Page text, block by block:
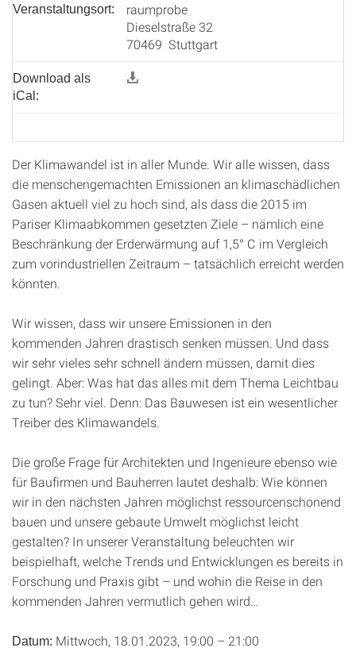
Veranstaltungsort:
raumprobe
Dieselstraße 32
70469 Stuttgart
Download als
iCal:
Der Klimawandel ist in aller Munde. Wir alle wissen, dass
die menschengemachten Emissionen an klimaschädlichen
Gasen aktuell viel zu hoch sind, als dass die 2015 im
Pariser Klimaabkommen gesetzten Ziele – nämlich eine
Beschränkung der Erderwärmung auf 1,5° C im Vergleich
zum vorindustriellen Zeitraum – tatsächlich erreicht werden
könnten.
Wir wissen, dass wir unsere Emissionen in den
kommenden Jahren drastisch senken müssen. Und dass
wir sehr vieles sehr schnell ändern müssen, damit dies
gelingt. Aber: Was hat das alles mit dem Thema Leichtbau
zu tun? Sehr viel. Denn: Das Bauwesen ist ein wesentlicher
Treiber des Klimawandels.
Die große Frage für Architekten und Ingenieure ebenso wie
für Baufirmen und Bauherren lautet deshalb: Wie können
wir in den nächsten Jahren möglichst ressourcenschonend
bauen und unsere gebaute Umwelt möglichst leicht
gestalten? In unserer Veranstaltung beleuchten wir
beispielhaft, welche Trends und Entwicklungen es bereits in
Forschung und Praxis gibt – und wohin die Reise in den
kommenden Jahren vermutlich gehen wird…
Datum: Mittwoch, 18.01.2023, 19:00 – 21:00